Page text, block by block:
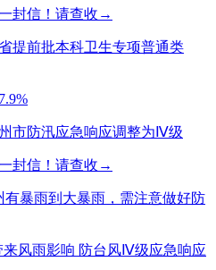
封信！请查收→
提前批本科卫生专项普通类
市防汛应急响应调整为Ⅳ级
封信！请查收→
暴雨到大暴雨，需注意做好防
来风雨影响 防台风Ⅳ级应急响应